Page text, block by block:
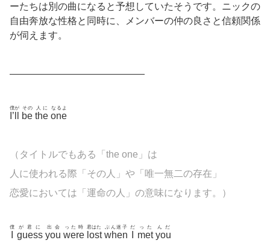
ーたちは別の曲になると予想していたそうです。ニックの
自由奔放な性格と同時に、メンバーの仲の良さと信頼関係
が伺えます。
——————————————
I’ll
僕が
be
その
the
人に
one
なるよ
（タイトルでもある「the one」は
人に使われる際「その人」や「唯一無二の存在」
恋愛においては「運命の人」の意味になります。）
僕
guess
が君に
you
出会
were
った時
lost
君はた
when
ぶん迷子 だ
met
った
you
んだ